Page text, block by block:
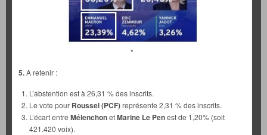
*
5.A retenir :
L’abstention est à 26,31 % des inscrits.
Le vote pour Roussel (PCF)représente 2,31 % des inscrits.
L’écart entre MélenchonetMarine Le Penest de 1,20% (soit
421.420 voix).